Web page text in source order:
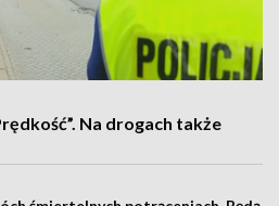
Na drogach także